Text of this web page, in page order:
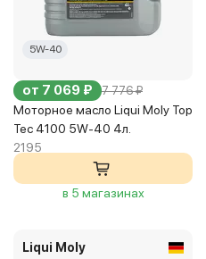
5W-40
от 7 069 ₽ 7 776 ₽
Моторное масло Liqui Moly Top
Tec 4100 5W-40 4л.
2195
в 5 магазинах
Liqui Moly